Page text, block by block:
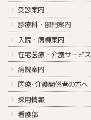
受診案内
診療科・部門案内
入院・病棟案内
在宅医療・介護サービス
病院案内
医療･介護関係者の方へ
採用情報
看護部